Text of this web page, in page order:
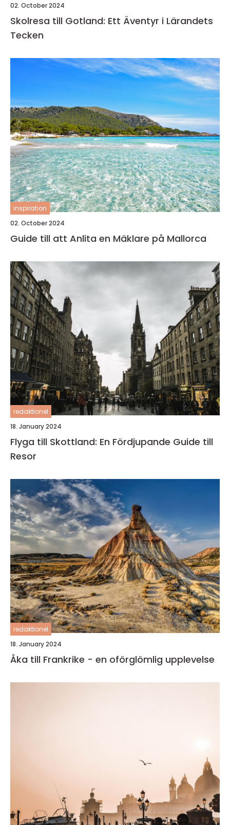
02. October 2024
Skolresa till Gotland: Ett Äventyr i Lärandets
Tecken
inspiration
02. October 2024
Guide till att Anlita en Mäklare på Mallorca
redaktionel
18. January 2024
Flyga till Skottland: En Fördjupande Guide till
Resor
redaktionel
18. January 2024
Åka till Frankrike - en oförglömlig upplevelse